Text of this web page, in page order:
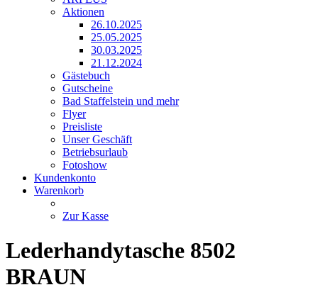
Aktionen
26.10.2025
25.05.2025
30.03.2025
21.12.2024
Gästebuch
Gutscheine
Bad Staffelstein und mehr
Flyer
Preisliste
Unser Geschäft
Betriebsurlaub
Fotoshow
Kundenkonto
Warenkorb
Zur Kasse
Lederhandytasche 8502
BRAUN